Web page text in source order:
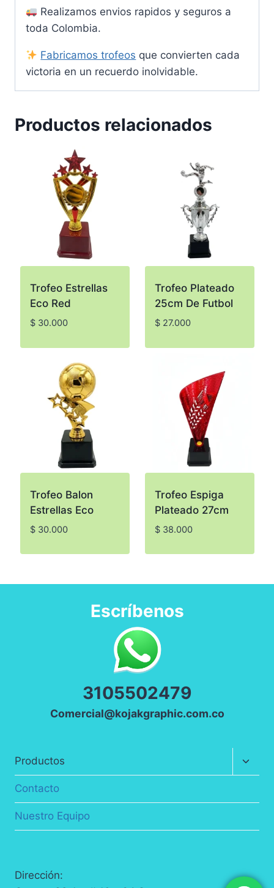
Realizamos envios rapidos y seguros a
toda Colombia.
Fabricamos trofeos que convierten cada
victoria en un recuerdo inolvidable.
Productos relacionados
Trofeo Estrellas
Eco Red
$30.000
Trofeo Plateado
25cm De Futbol
$27.000
Trofeo Balon
Estrellas Eco
$30.000
Trofeo Espiga
Plateado 27cm
$38.000
Escríbenos
3105502479
Comercial@kojakgraphic.com.co
Productos
menú
Contacto
Nuestro Equipo
Dirección: